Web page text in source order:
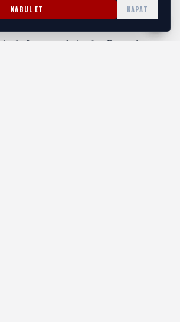
arasında 5. sırayı alarak gelecek
belgeler. 28 sporcunun yarıştığı
de 2 sporcu ile katılan Bostanlıspor,
KABUL ET KAPAT